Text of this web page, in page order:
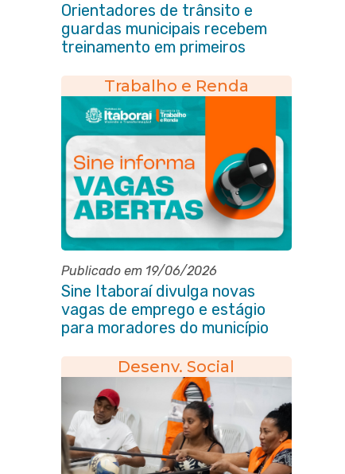
Orientadores de trânsito e
guardas municipais recebem
treinamento em primeiros
Trabalho e Renda
Publicado em 19/06/2026
Sine Itaboraí divulga novas
vagas de emprego e estágio
para moradores do município
Desenv. Social